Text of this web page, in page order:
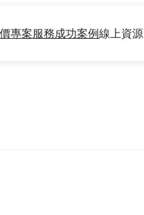
專案服務成功案例線上資源